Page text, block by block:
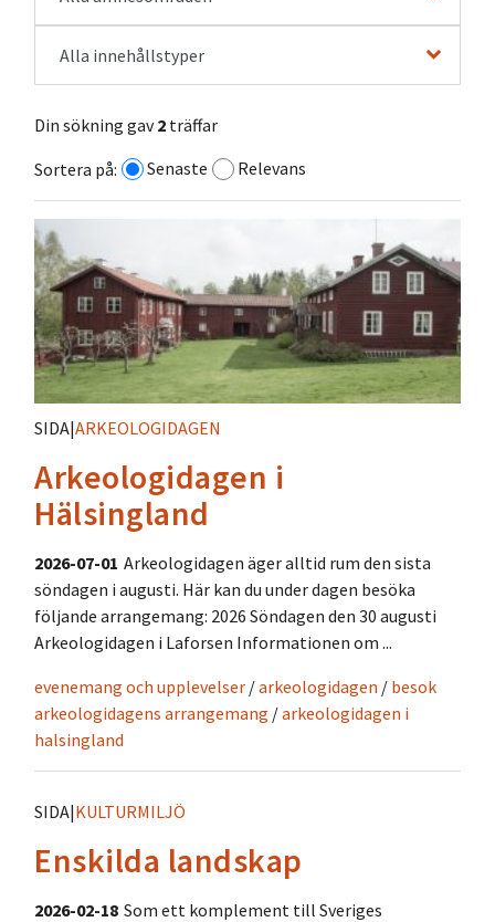
Alla innehållstyper
Din sökning gav2 träffar
Sortera på:
Senaste Relevans
SIDA|ARKEOLOGIDAGEN
Arkeologidagen i
Hälsingland
2026-07-01 Arkeologidagen äger alltid rum den sista
söndagen i augusti. Här kan du under dagen besöka
följande arrangemang: 2026 Söndagen den 30 augusti
Arkeologidagen i Laforsen Informationen om ...
evenemang och upplevelser /arkeologidagen / besok
arkeologidagens arrangemang /arkeologidagen i
halsingland
SIDA|KULTURMILJÖ
Enskilda landskap
2026-02-18 Som ett komplement till Sveriges